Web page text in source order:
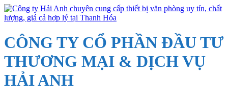
CÔNG TY CỔ PHẦN ĐẦU TƯ
THƯƠNG MẠI & DỊCH VỤ
HẢI ANH